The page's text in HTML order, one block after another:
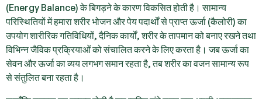
(Energy Balance) के बिगड़ने के कारण विकसित होती है। सामान्य
परिस्थितियों में हमारा शरीर भोजन और पेय पदार्थों से प्राप्त ऊर्जा (कैलोरी) का
उपयोग शारीरिक गतिविधियों, दैनिक कार्यों, शरीर के तापमान को बनाए रखने तथा
विभिन्न जैविक प्रक्रियाओं को संचालित करने के लिए करता है। जब ऊर्जा का
सेवन और ऊर्जा का व्यय लगभग समान रहता है, तब शरीर का वजन सामान्य रूप
से संतुलित बना रहता है।